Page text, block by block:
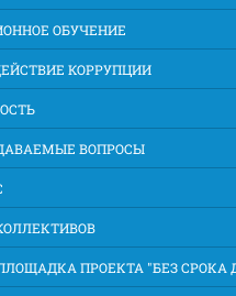
ОБУЧЕНИЕ
КОРРУПЦИИ
ВОПРОСЫ
ПРОЕКТА "БЕЗ СРОКА